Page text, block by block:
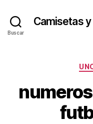
Buscar
Camisetas y